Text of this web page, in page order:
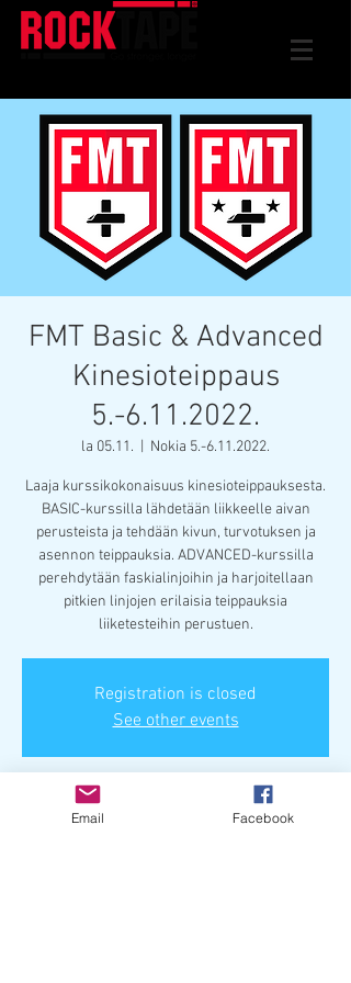
FMT Basic & Advanced
Kinesioteippaus
5.-6.11.2022.
la 05.11. Nokia 5.-6.11.2022.
Laaja kurssikokonaisuus kinesioteippauksesta.
BASIC-kurssilla lähdetään liikkeelle aivan
perusteista ja tehdään kivun, turvotuksen ja
asennon teippauksia. ADVANCED-kurssilla
perehdytään faskialinjoihin ja harjoitellaan
pitkien linjojen erilaisia teippauksia
liiketesteihin perustuen.
Registration is closed
See other events
Paikka & aika
Email Facebook